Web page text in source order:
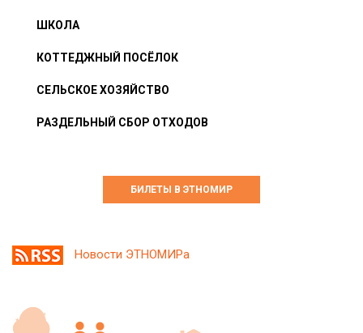
ШКОЛА
КОТТЕДЖНЫЙ ПОСЁЛОК
СЕЛЬСКОЕ ХОЗЯЙСТВО
РАЗДЕЛЬНЫЙ СБОР ОТХОДОВ
БИЛЕТЫ В ЭТНОМИР
Новости ЭТНОМИРа